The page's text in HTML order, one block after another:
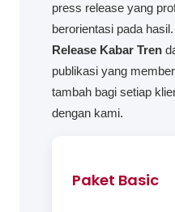
press release yang
berorientasi pada
Release Kabar Tren
publikasi yang
tambah bagi setiap
dengan kami.
Paket Basic